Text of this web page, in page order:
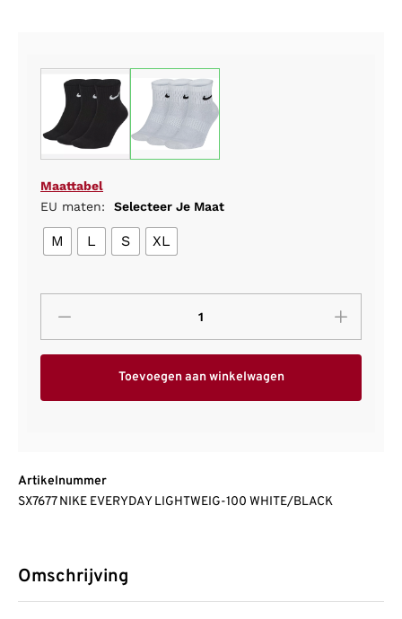
Maattabel
EU maten:
Selecteer Je Maat
M L S XL
Toevoegen aan winkelwagen
Artikelnummer
SX7677 NIKE EVERYDAY LIGHTWEIG-100 WHITE/BLACK
Omschrijving